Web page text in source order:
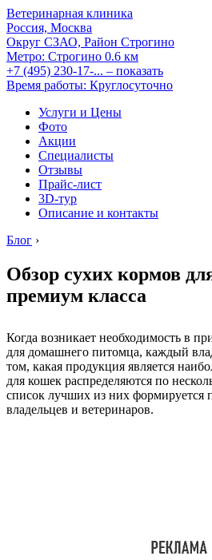
Ветеринарная клиника
Россия, Москва
Округ СЗАО, Район Строгино
Метро: Строгино 0.6 км
+7 (495) 230-17-... – показать
Время работы: Круглосуточно
Услуги и Цены
Фото
Акции
Специалисты
Отзывы
Прайс-лист
3D-тур
Описание и контакты
Блог ›
Обзор сухих кормов
премиум класса
Когда возникает необходимость в
для домашнего питомца, каждый
том, какая продукция является
для кошек распределяются по
список лучших из них формируется
владельцев и ветеринаров.